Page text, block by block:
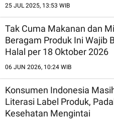
25 JUL 2025, 13:53 WIB
Tak Cuma Makanan dan
Beragam Produk Ini Wajib
Halal per 18 Oktober 2026
06 JUN 2026, 10:24 WIB
Konsumen Indonesia
Literasi Label Produk,
Kesehatan Mengintai